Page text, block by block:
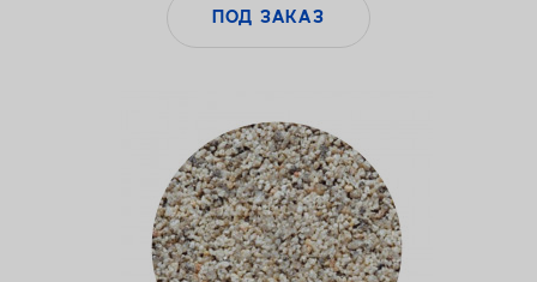
ПОД ЗАКАЗ